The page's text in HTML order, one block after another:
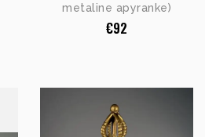
metaline apyranke)
€92